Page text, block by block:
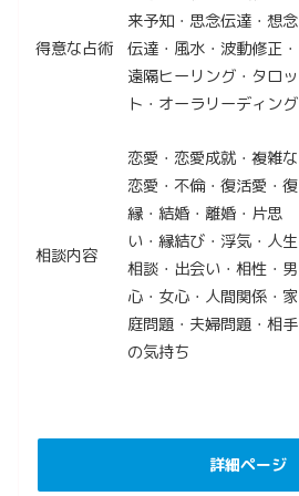
得意な占術
来予知・思念伝達・想念
伝達・風水・波動修正・
遠隔ヒーリング・タロッ
ト・オーラリーディング
相談内容
恋愛・恋愛成就・複雑な
恋愛・不倫・復活愛・復
縁・結婚・離婚・片思
い・縁結び・浮気・人生
相談・出会い・相性・男
心・女心・人間関係・家
庭問題・夫婦問題・相手
の気持ち
詳細ページ